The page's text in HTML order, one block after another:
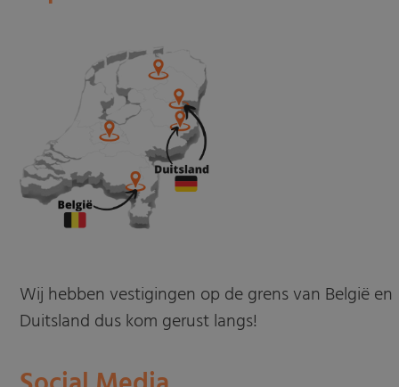
Wij hebben vestigingen op de grens van België en
Duitsland dus kom gerust langs!